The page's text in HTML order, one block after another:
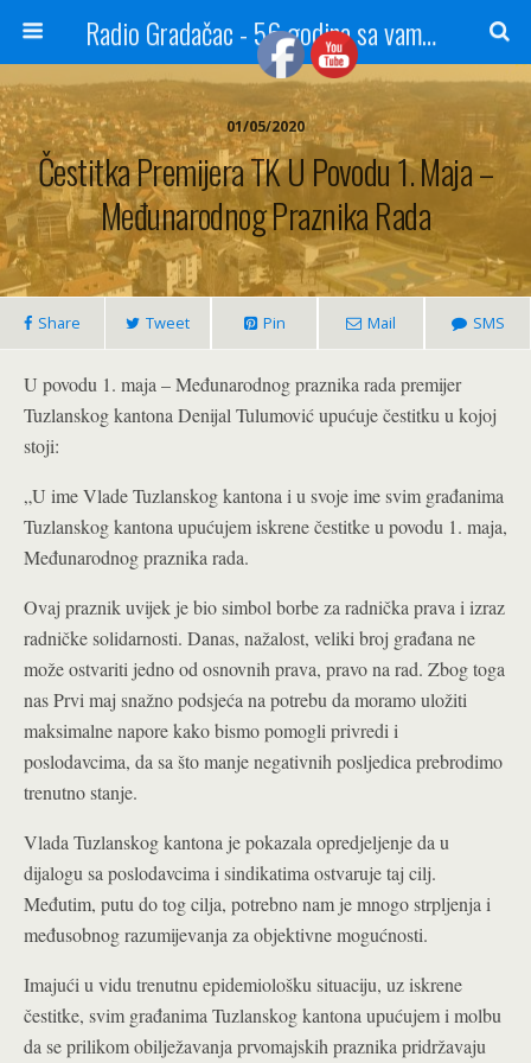
Radio Gradačac - 56 godina sa vama...
01/05/2020
Čestitka Premijera TK U Povodu 1. Maja –
Međunarodnog Praznika Rada
Share Tweet Pin Mail SMS
U povodu 1. maja – Međunarodnog praznika rada premijer
Tuzlanskog kantona Denijal Tulumović upućuje čestitku u kojoj
stoji:
„U ime Vlade Tuzlanskog kantona i u svoje ime svim građanima
Tuzlanskog kantona upućujem iskrene čestitke u povodu 1. maja,
Međunarodnog praznika rada.
Ovaj praznik uvijek je bio simbol borbe za radnička prava i izraz
radničke solidarnosti. Danas, nažalost, veliki broj građana ne
može ostvariti jedno od osnovnih prava, pravo na rad. Zbog toga
nas Prvi maj snažno podsjeća na potrebu da moramo uložiti
maksimalne napore kako bismo pomogli privredi i
poslodavcima, da sa što manje negativnih posljedica prebrodimo
trenutno stanje.
Vlada Tuzlanskog kantona je pokazala opredjeljenje da u
dijalogu sa poslodavcima i sindikatima ostvaruje taj cilj.
Međutim, putu do tog cilja, potrebno nam je mnogo strpljenja i
međusobnog razumijevanja za objektivne mogućnosti.
Imajući u vidu trenutnu epidemiološku situaciju, uz iskrene
čestitke, svim građanima Tuzlanskog kantona upućujem i molbu
da se prilikom obilježavanja prvomajskih praznika pridržavaju